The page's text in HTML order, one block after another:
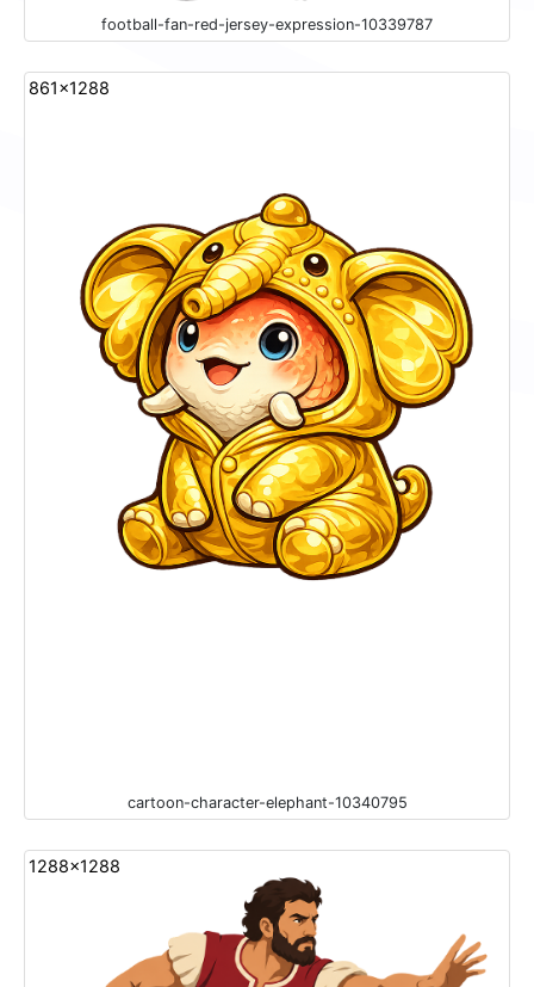
football-fan-red-jersey-expression-10339787
861x1288
cartoon-character-elephant-10340795
1288x1288